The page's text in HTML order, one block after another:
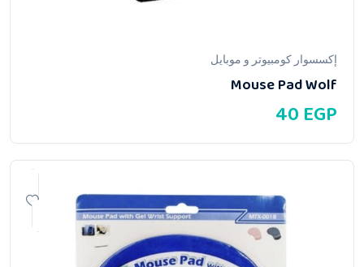
إكسسوار كومبيوتر و موبايل
Mouse Pad Wolf
40EGP